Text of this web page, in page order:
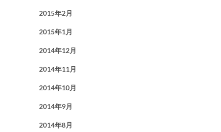
2015年2月
2015年1月
2014年12月
2014年11月
2014年10月
2014年9月
2014年8月